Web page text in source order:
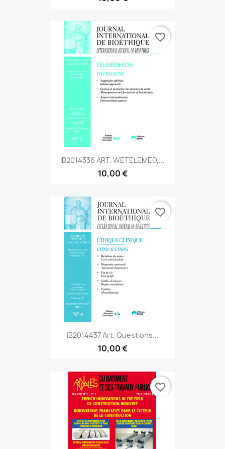
IB2014336 ART. WETELEMED,...
10,00 €
favorite_border
IB2014437 Art. Questions...
10,00 €
favorite_border
favorite_border